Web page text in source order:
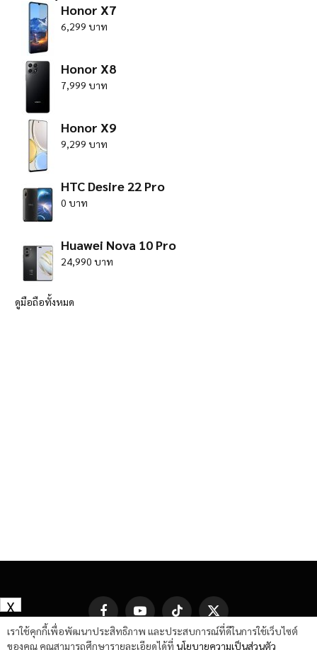
Honor X7
6,299 บาท
Honor X8
7,999 บาท
Honor X9
9,299 บาท
HTC Desire 22 Pro
0 บาท
Huawei Nova 10 Pro
24,990 บาท
ดูมือถือทั้งหมด
FacebookYouTube TikTok
X
(Twitter)
เราใช้คุกกี้เพื่อพัฒนาประสิทธิภาพ และประสบการณ์ที่ดีในการใช้เว็บไซต์
ของคุณ คุณสามารถศึกษารายละเอียดได้ที่ นโยบายความเป็นส่วนตัว
X